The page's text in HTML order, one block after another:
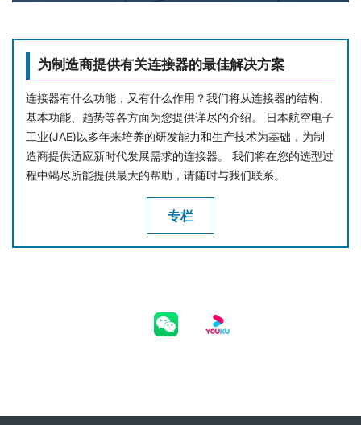
为制造商提供有关连接器的最佳解决方案
连接器有什么功能，又有什么作用？我们将从连接器的结构、
基本功能、趋势等各方面为您提供详尽的介绍。 日本航空电子
工业(JAE)以多年来培养的研发能力和生产技术为基础，为制
造商提供适应新时代发展需求的连接器。 我们将在您的选型过
程中竭尽所能提供最大的帮助，请随时与我们联系。
专栏